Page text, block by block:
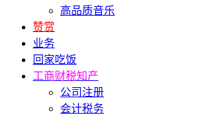
高品质音乐
赞赏
业务
回家吃饭
工商财税知产
公司注册
会计税务